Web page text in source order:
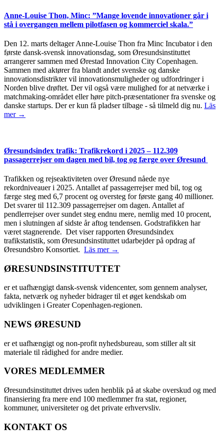
Anne-Louise Thon, Minc: ”Mange lovende innovationer går i
stå i overgangen mellem pilotfasen og kommerciel skala.”
Den 12. marts deltager Anne-Louise Thon fra Minc Incubator i den
første dansk-svensk innovationsdag, som Øresundsinstituttet
arrangerer sammen med Ørestad Innovation City Copenhagen.
Sammen med aktører fra blandt andet svenske og danske
innovationsdistrikter vil innovationsmuligheder og udfordringer i
Norden blive drøftet. Der vil også være mulighed for at netværke i
matchmaking-området eller høre pitch-præsentationer fra svenske og
danske startups. Der er kun få pladser tilbage - så tilmeld dig nu. Läs
mer →
Øresundsindex trafik: Trafikrekord i 2025 – 112.309
passagerrejser om dagen med bil, tog og færge over Øresund
Trafikken og rejseaktiviteten over Øresund nåede nye
rekordniveauer i 2025. Antallet af passagerrejser med bil, tog og
færge steg med 6,7 procent og oversteg for første gang 40 millioner.
Det svarer til 112.309 passagerrejser om dagen. Antallet af
pendlerrejser over sundet steg endnu mere, nemlig med 10 procent,
men i slutningen af sidste år aftog tendensen. Godstrafikken har
været stagnerende. Det viser rapporten Øresundsindex
trafikstatistik, som Øresundsinstituttet udarbejder på opdrag af
Øresundsbro Konsortiet. Läs mer →
ØRESUNDSINSTITUTTET
er et uafhængigt dansk-svensk videncenter, som gennem analyser,
fakta, netværk og nyheder bidrager til et øget kendskab om
udviklingen i Greater Copenhagen-regionen.
NEWS ØRESUND
er et uafhængigt og non-profit nyhedsbureau, som stiller alt sit
materiale til rådighed for andre medier.
VORES MEDLEMMER
Øresundsinstituttet drives uden henblik på at skabe overskud og med
finansiering fra mere end 100 medlemmer fra stat, regioner,
kommuner, universiteter og det private erhvervsliv.
KONTAKT OS